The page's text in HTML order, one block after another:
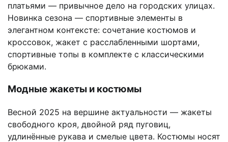
платьями — привычное дело на городских улицах.
Новинка сезона — спортивные элементы в
элегантном контексте: сочетание костюмов и
кроссовок, жакет с расслабленными шортами,
спортивные топы в комплекте с классическими
брюками.
Модные жакеты и костюмы
Весной 2025 на вершине актуальности — жакеты
свободного кроя, двойной ряд пуговиц,
удлинённые рукава и смелые цвета. Костюмы носят